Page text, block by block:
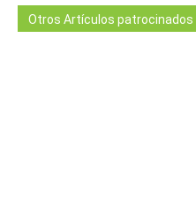
Otros Artículos patrocinados